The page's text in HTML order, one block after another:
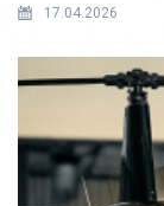
17.04.2026